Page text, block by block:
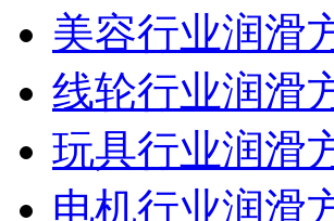
美容行业润滑
线轮行业润滑
玩具行业润滑
电机行业润滑